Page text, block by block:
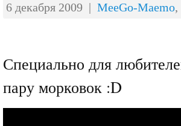
6 декабря 2009 | MeeGo-Maemo,
Специально для
пару морковок :D